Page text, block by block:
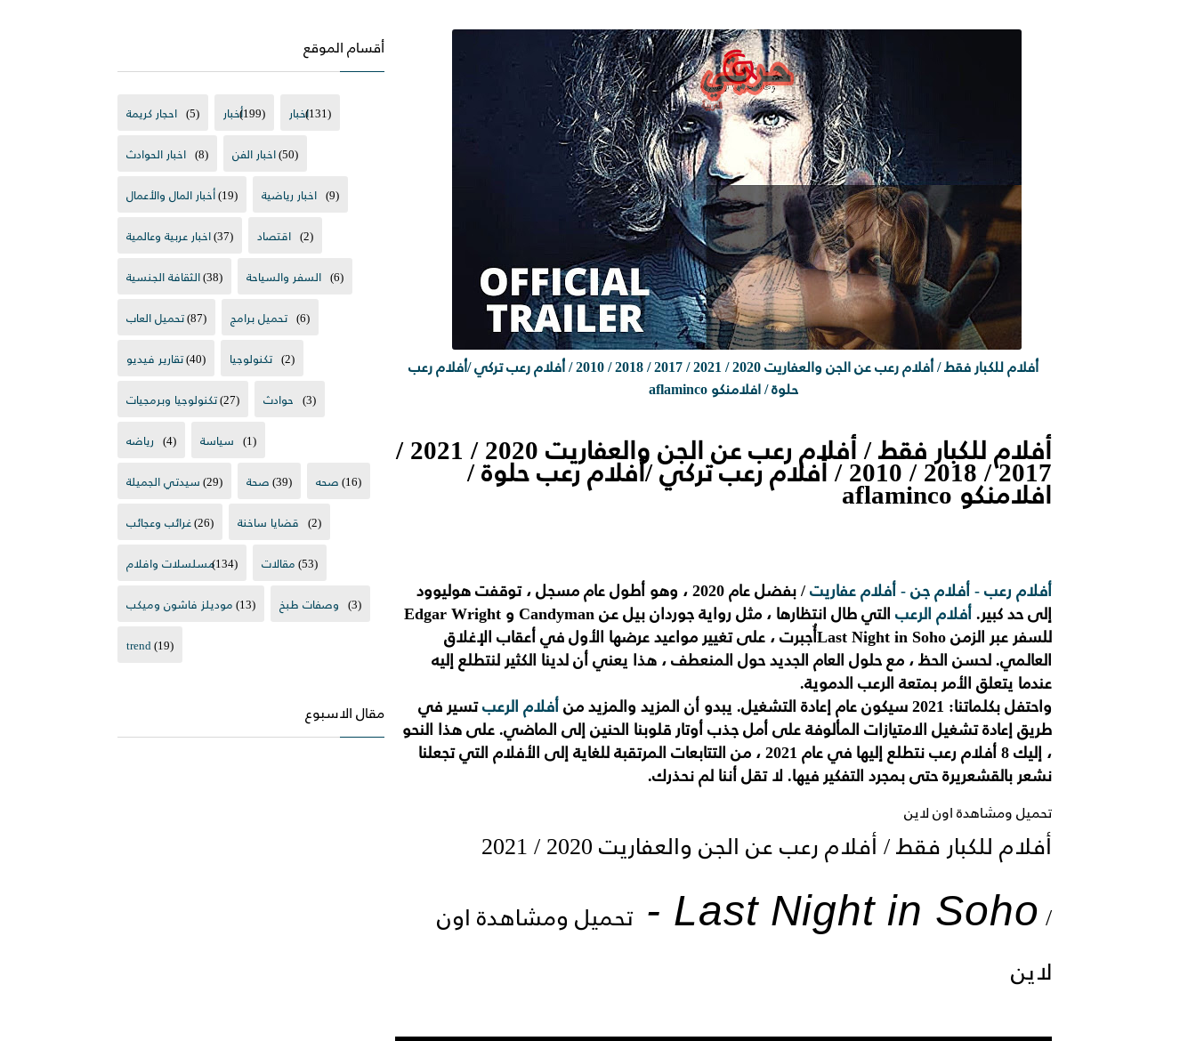
أفلام للكبار فقط / أفلام رعب عن الجن والعفاريت 2020 / 2021 / 2017 / 2018 / 2010 / أفلام رعب تركي /أفلام رعب
حلوة / افلامنكو aflaminco
أفلام للكبار فقط / أفلام رعب عن الجن والعفاريت 2020 / 2021 / 2017 / 2018 / 2010 / أفلام رعب تركي /أفلام رعب حلوة / افلامنكو aflaminco
أفلام رعب - أفلام جن - أفلام عفاريت / بفضل عام 2020 ، وهو أطول عام مسجل ، توقفت هوليوود
إلى حد كبير.أفلام الرعب التي طال انتظارها ، مثل رواية جوردان بيل عن Candyman و Edgar Wright
للسفر عبر الزمن Last Night in Sohoأُجبرت ، على تغيير مواعيد عرضها الأول في أعقاب الإغلاق
العالمي. لحسن الحظ ، مع حلول العام الجديد حول المنعطف ، هذا يعني أن لدينا الكثير لنتطلع إليه
عندما يتعلق الأمر بمتعة الرعب الدموية.
واحتفل بكلماتنا: 2021 سيكون عام إعادة التشغيل. يبدو أن المزيد والمزيد من أفلام الرعبتسير في
طريق إعادة تشغيل الامتيازات المألوفة على أمل جذب أوتار قلوبنا الحنين إلى الماضي. على هذا النحو
، إليك 8 أفلام رعب نتطلع إليها في عام 2021 ، من التتابعات المرتقبة للغاية إلى الأفلام التي تجعلنا
نشعر بالقشعريرة حتى بمجرد التفكير فيها. لا تقل أننا لم نحذرك.
تحميل ومشاهدة اون لاين
أفلام للكبار فقط / أفلام رعب عن الجن والعفاريت 2020 / 2021
/
Last Night in Soho -
تحميل ومشاهدة اون
لاين
أقسام الموقع
احجار كريمة (5) أخبار(199) اخبار(131)
اخبار الحوادث (8) اخبار الفن(50)
أخبار المال والأعمال(19) اخبار رياضية (9)
اخبار عربية وعالمية(37) اقتصاد (2)
الثقافة الجنسية(38) السفر والسياحة (6)
تحميل العاب(87) تحميل برامج (6)
تقارير فيديو(40) تكنولوجيا (2)
تكنولوجيا وبرمجيات(27) حوادث (3)
رياضه (4) سياسة (1)
سيدتي الجميلة(29) صحة(39) صحه(16)
غرائب وعجائب(26) قضايا ساخنة (2)
مسلسلات وافلام(134) مقالات(53)
موديلز فاشون وميكب(13) وصفات طبخ (3)
trend(19)
مقال الاسبوع